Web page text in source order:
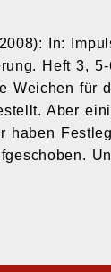
In:
Heft 3,
Weichen für
Aber
haben